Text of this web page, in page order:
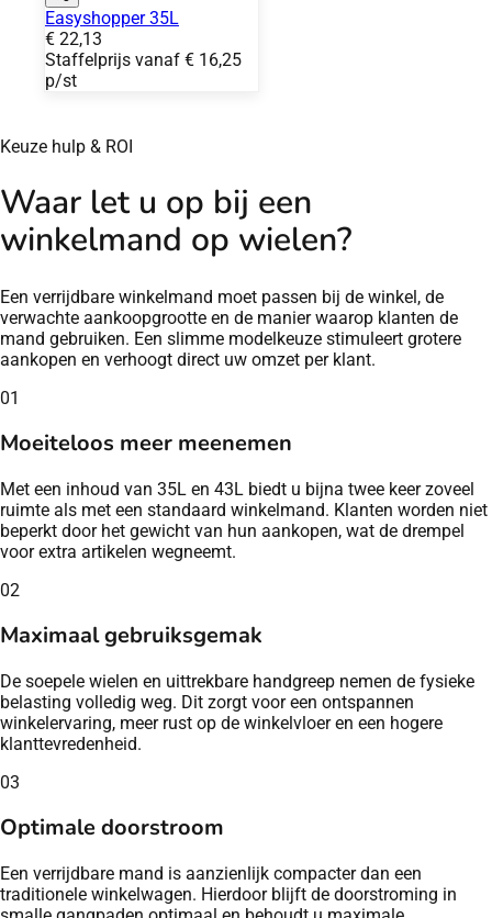
Easyshopper 35L
Prijs:
€ 22,13
Staffelprijs vanaf € 16,25
p/st
Keuze hulp & ROI
Waar let u op bij een
winkelmand op wielen?
Een verrijdbare winkelmand moet passen bij de winkel, de
verwachte aankoopgrootte en de manier waarop klanten de
mand gebruiken. Een slimme modelkeuze stimuleert grotere
aankopen en verhoogt direct uw omzet per klant.
01
Moeiteloos meer meenemen
Met een inhoud van 35L en 43L biedt u bijna twee keer zoveel
ruimte als met een standaard winkelmand. Klanten worden niet
beperkt door het gewicht van hun aankopen, wat de drempel
voor extra artikelen wegneemt.
02
Maximaal gebruiksgemak
De soepele wielen en uittrekbare handgreep nemen de fysieke
belasting volledig weg. Dit zorgt voor een ontspannen
winkelervaring, meer rust op de winkelvloer en een hogere
klanttevredenheid.
03
Optimale doorstroom
Een verrijdbare mand is aanzienlijk compacter dan een
traditionele winkelwagen. Hierdoor blijft de doorstroming in